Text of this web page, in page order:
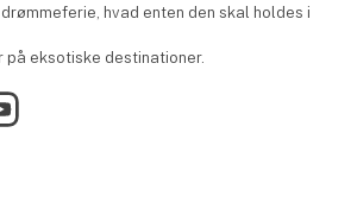
hvad enten den skal holdes i
på eksotiske destinationer.